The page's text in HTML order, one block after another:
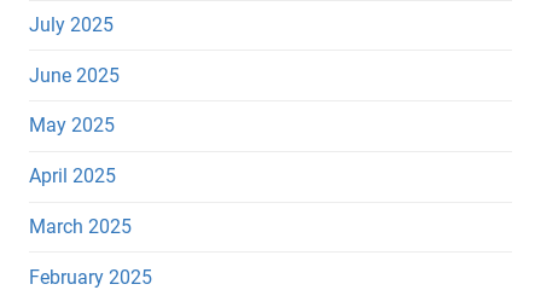
July 2025
June 2025
May 2025
April 2025
March 2025
February 2025